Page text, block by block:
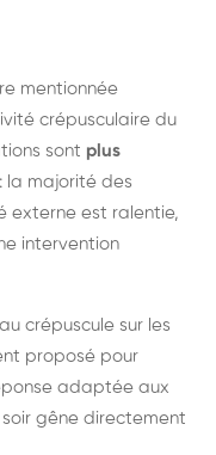
mentionnée
crépusculaire du
sont plus
: la majorité des
externe est ralentie,
intervention
crépuscule sur les
proposé pour
adaptée aux
gêne directement